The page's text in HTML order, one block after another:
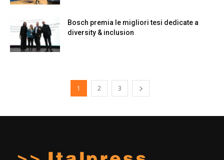
Bosch premia le migliori tesi dedicate a
diversity & inclusion
1 2 3